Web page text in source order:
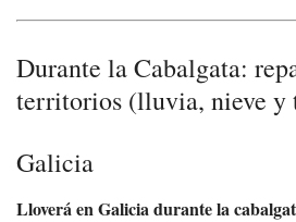
Durante la Cabalgata:
territorios (lluvia, nieve y
Galicia
Lloverá en Galicia durante la